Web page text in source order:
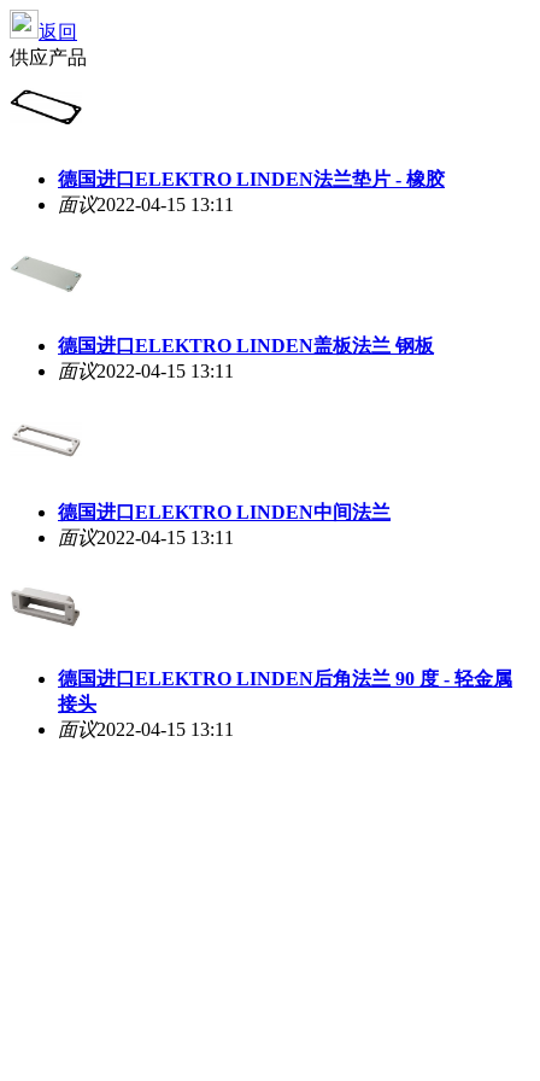
返回
供应产品
德国进口ELEKTRO LINDEN法兰垫片 - 橡胶
面议2022-04-15 13:11
德国进口ELEKTRO LINDEN盖板法兰 钢板
面议2022-04-15 13:11
德国进口ELEKTRO LINDEN中间法兰
面议2022-04-15 13:11
德国进口ELEKTRO LINDEN后角法兰 90 度 - 轻金属
接头
面议2022-04-15 13:11